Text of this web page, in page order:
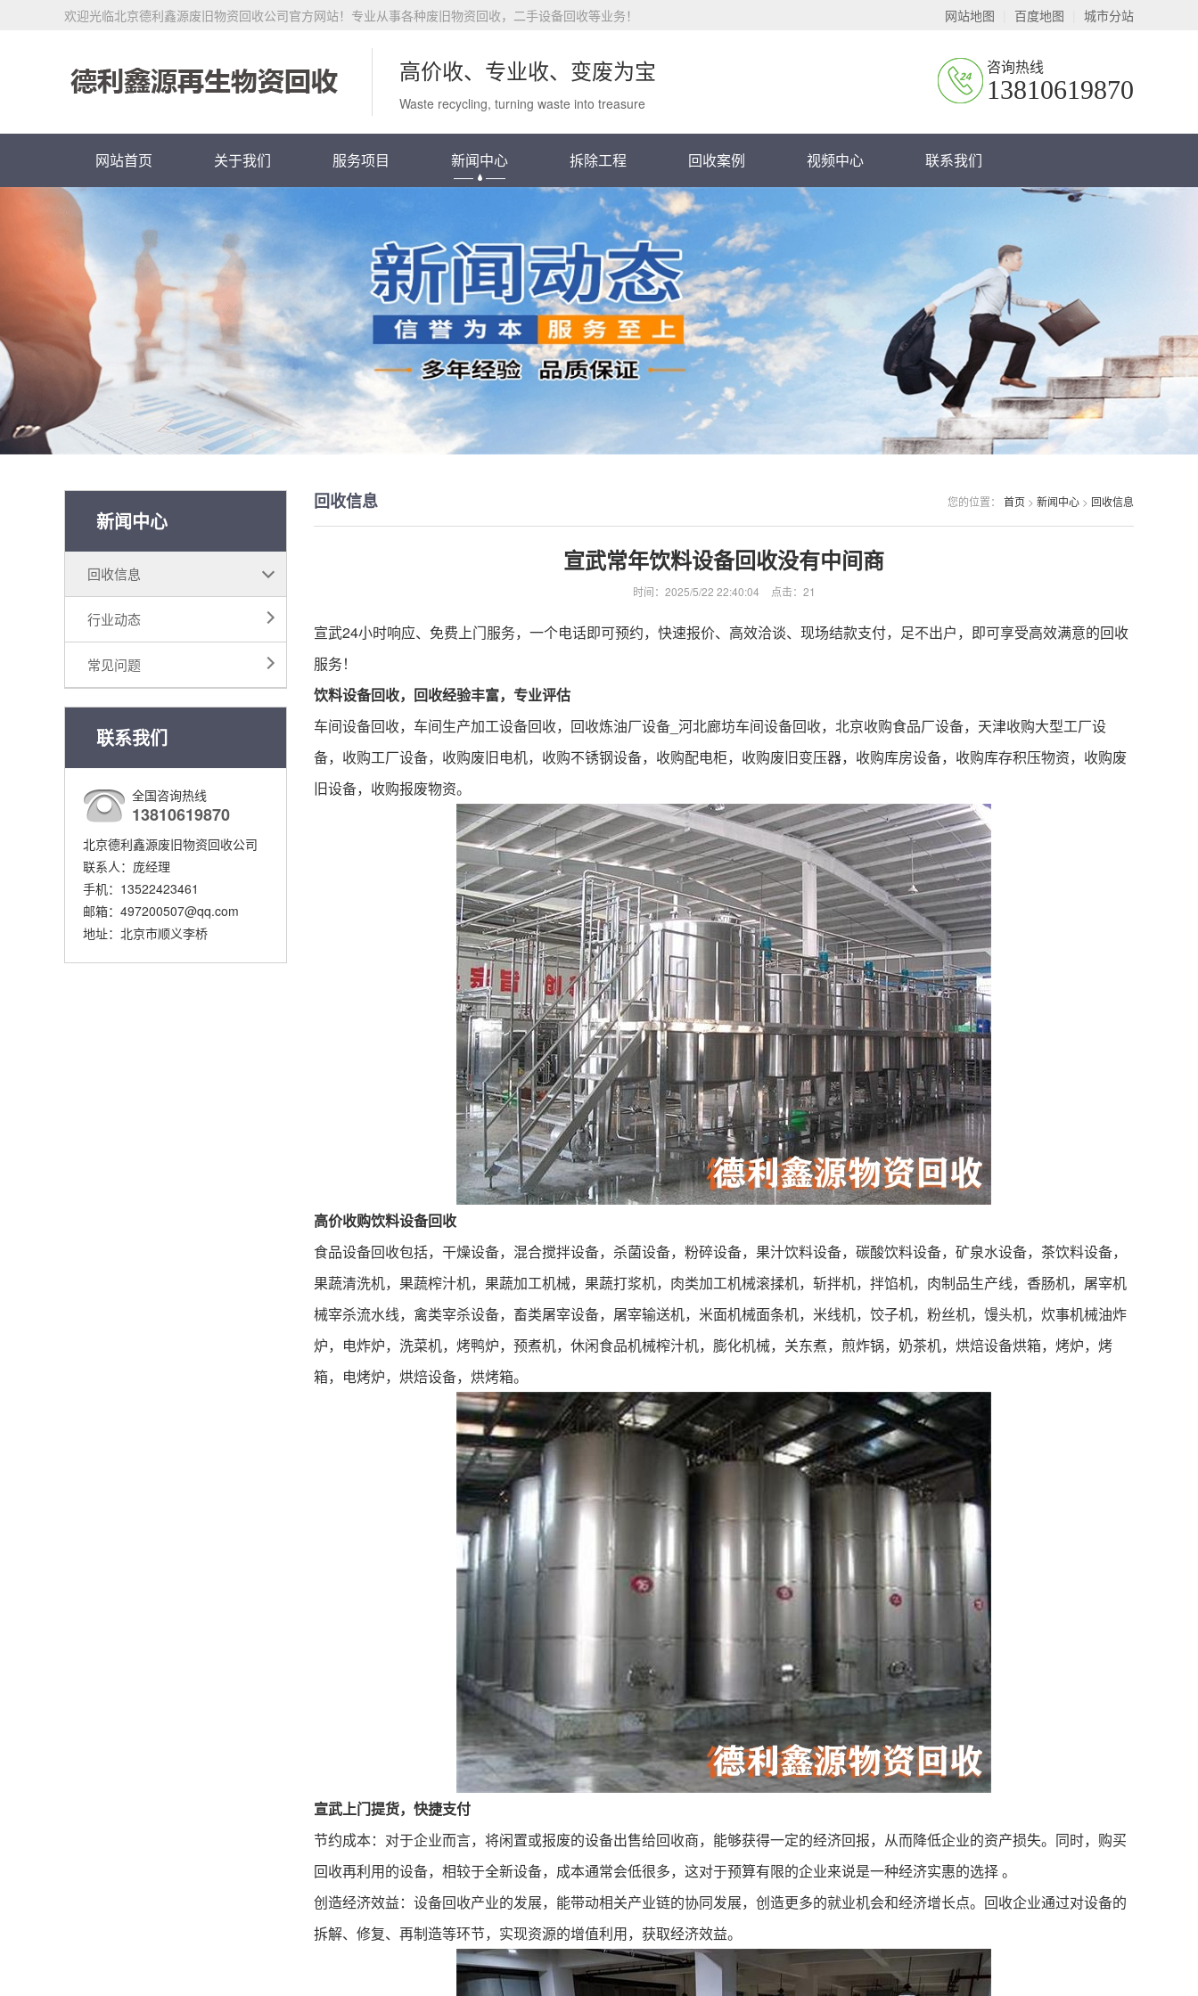
欢迎光临北京德利鑫源废旧物资回收公司官方网站！专业从事各种废旧物资回收，二手设备回收等业务！ 网站地图 百度地图 城市分站
高价收、专业收、变废为宝
Waste recycling, turning waste into treasure
咨询热线
13810619870
网站首页 关于我们 服务项目 新闻中心 拆除工程 回收案例 视频中心 联系我们
新闻中心
回收信息
行业动态
常见问题
联系我们
全国咨询热线
13810619870
北京德利鑫源废旧物资回收公司
联系人：庞经理
手机：13522423461
邮箱：497200507@qq.com
地址：北京市顺义李桥
您的位置： 首页 > 新闻中心 > 回收信息
回收信息
宣武常年饮料设备回收没有中间商
时间：2025/5/22 22:40:04 点击： 21
宣武24小时响应、免费上门服务，一个电话即可预约，快速报价、高效洽谈、现场结款支付，足不出户，即可享受高效满意的回收
服务！
饮料设备回收，回收经验丰富，专业评估
车间设备回收，车间生产加工设备回收，回收炼油厂设备_河北廊坊车间设备回收，北京收购食品厂设备，天津收购大型工厂设
备，收购工厂设备，收购废旧电机，收购不锈钢设备，收购配电柜，收购废旧变压器，收购库房设备，收购库存积压物资，收购废
旧设备，收购报废物资。
高价收购饮料设备回收
食品设备回收包括，干燥设备，混合搅拌设备，杀菌设备，粉碎设备，果汁饮料设备，碳酸饮料设备，矿泉水设备，茶饮料设备，
果蔬清洗机，果蔬榨汁机，果蔬加工机械，果蔬打浆机，肉类加工机械滚揉机，斩拌机，拌馅机，肉制品生产线，香肠机，屠宰机
械宰杀流水线，禽类宰杀设备，畜类屠宰设备，屠宰输送机，米面机械面条机，米线机，饺子机，粉丝机，馒头机，炊事机械油炸
炉，电炸炉，洗菜机，烤鸭炉，预煮机，休闲食品机械榨汁机，膨化机械，关东煮，煎炸锅，奶茶机，烘焙设备烘箱，烤炉，烤
箱，电烤炉，烘焙设备，烘烤箱。
宣武上门提货，快捷支付
节约成本：对于企业而言，将闲置或报废的设备出售给回收商，能够获得一定的经济回报，从而降低企业的资产损失。同时，购买
回收再利用的设备，相较于全新设备，成本通常会低很多，这对于预算有限的企业来说是一种经济实惠的选择 。
创造经济效益： 设备回收产业的发展，能带动相关产业链的协同发展，创造更多的就业机会和经济增长点。回收企业通过对设备的
拆解、修复、再制造等环节，实现资源的增值利用，获取经济效益。